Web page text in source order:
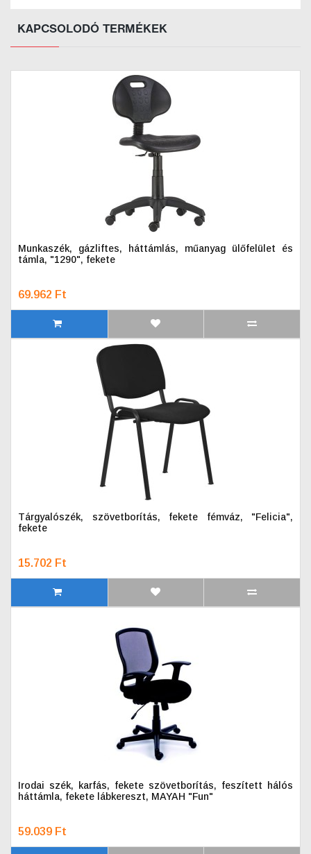
KAPCSOLODÓ TERMÉKEK
Munkaszék, gázliftes, háttámlás, műanyag ülőfelület és
támla, "1290", fekete
69.962 Ft
Tárgyalószék, szövetborítás, fekete fémváz, "Felicia",
fekete
15.702 Ft
Irodai szék, karfás, fekete szövetborítás, feszített hálós
háttámla, fekete lábkereszt, MAYAH "Fun"
59.039 Ft